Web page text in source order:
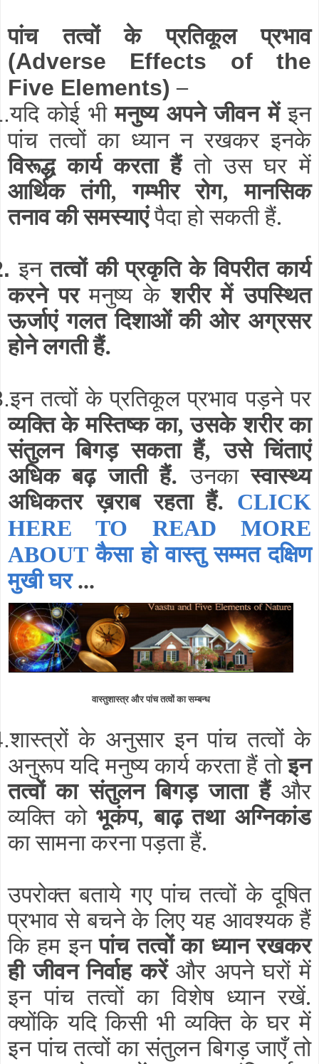
पांच तत्वों के प्रतिकूल प्रभाव
(Adverse Effects of the
Five Elements)–
यदि कोई भीमनुष्य अपने जीवन मेंइन
पांच तत्वों का ध्यान न रखकर इनके
विरूद्ध कार्य करता हैंतो उस घर में
आर्थिक तंगी, गम्भीर रोग, मानसिक
तनाव की समस्याएंपैदा हो सकती हैं.
इनतत्वों की प्रकृति के विपरीत कार्य
करने परमनुष्य केशरीर में उपस्थित
ऊर्जाएं गलत दिशाओं की ओर अग्रसर
होने लगती हैं.
इन तत्वों के प्रतिकूल प्रभाव पड़ने पर
व्यक्ति के मस्तिष्क का, उसके शरीर का
संतुलन बिगड़ सकता हैं, उसे चिंताएं
अधिक बढ़ जाती हैं. उनकास्वास्थ्य
अधिकतर ख़राब रहता हैं. CLICK
HERE TO READ MORE
ABOUT कैसा हो वास्तु सम्मत दक्षिण
मुखी घर...
वास्तुशास्त्र और पांच तत्वों का सम्बन्ध
शास्त्रों के अनुसार इन पांच तत्वों के
अनुरूप यदि मनुष्य कार्य करता हैं तोइन
तत्वों का संतुलन बिगड़ जाता हैंऔर
व्यक्ति कोभूकंप, बाढ़ तथा अग्निकांड
का सामना करना पड़ता हैं.
उपरोक्त बताये गए पांच तत्वों के दूषित
प्रभाव से बचने के लिए यह आवश्यक हैं
कि हम इनपांच तत्वों का ध्यान रखकर
ही जीवन निर्वाह करें और अपने घरों में
इन पांच तत्वों का विशेष ध्यान रखें.
क्योंकि यदि किसी भी व्यक्ति के घर में
इन पांच तत्वों का संतुलन बिगड़ जाएँ तो